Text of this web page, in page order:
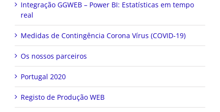
Integração GGWEB – Power BI: Estatísticas em tempo
real
Medidas de Contingência Corona Vírus (COVID-19)
Os nossos parceiros
Portugal 2020
Registo de Produção WEB